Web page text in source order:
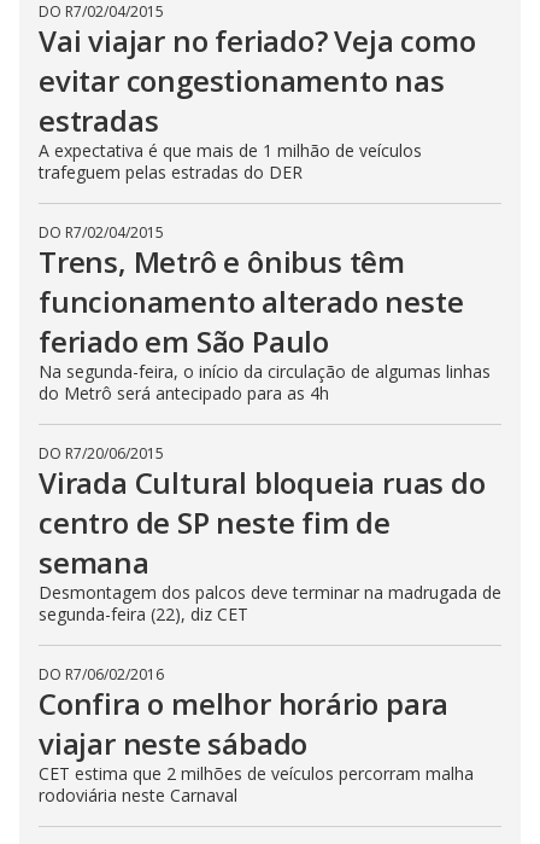
DO R7/02/04/2015
Vai viajar no feriado? Veja como
evitar congestionamento nas
estradas
A expectativa é que mais de 1 milhão de veículos
trafeguem pelas estradas do DER
DO R7/02/04/2015
Trens, Metrô e ônibus têm
funcionamento alterado neste
feriado em São Paulo
Na segunda-feira, o início da circulação de algumas linhas
do Metrô será antecipado para as 4h
DO R7/20/06/2015
Virada Cultural bloqueia ruas do
centro de SP neste fim de
semana
Desmontagem dos palcos deve terminar na madrugada de
segunda-feira (22), diz CET
DO R7/06/02/2016
Confira o melhor horário para
viajar neste sábado
CET estima que 2 milhões de veículos percorram malha
rodoviária neste Carnaval